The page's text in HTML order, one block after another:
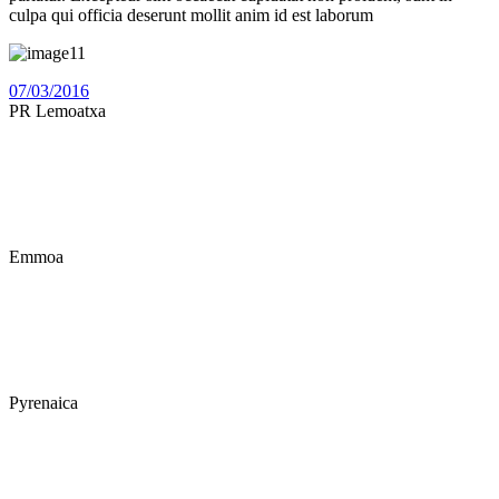
culpa qui officia deserunt mollit anim id est laborum
07/03/2016
PR Lemoatxa
Emmoa
Pyrenaica